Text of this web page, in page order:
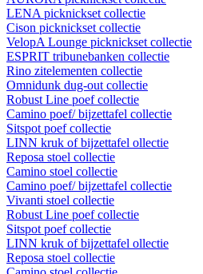
LENA picknickset collectie
Cison picknickset collectie
VelopA Lounge picknickset collectie
ESPRIT tribunebanken collectie
Rino zitelementen collectie
Omnidunk dug-out collectie
Robust Line poef collectie
Camino poef/ bijzettafel collectie
Sitspot poef collectie
LINN kruk of bijzettafel ollectie
Reposa stoel collectie
Camino stoel collectie
Camino poef/ bijzettafel collectie
Vivanti stoel collectie
Robust Line poef collectie
Sitspot poef collectie
LINN kruk of bijzettafel ollectie
Reposa stoel collectie